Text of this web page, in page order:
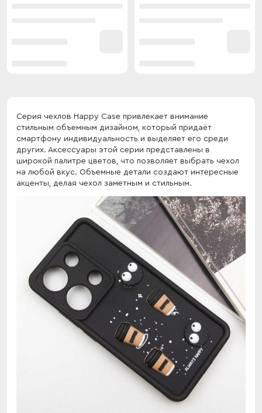
Серия чехлов Happy Case привлекает внимание
стильным объемным дизайном, который придаёт
смартфону индивидуальность и выделяет его среди
других. Аксессуары этой серии представлены в
широкой палитре цветов, что позволяет выбрать чехол
на любой вкус. Объемные детали создают интересные
акценты, делая чехол заметным и стильным.